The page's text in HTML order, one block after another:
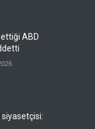
ABD
siyasetçisi: